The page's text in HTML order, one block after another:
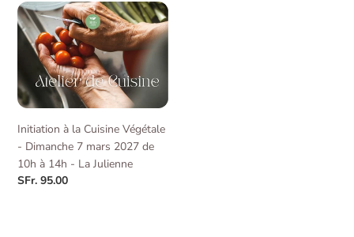
-
La
Julienne
Initiation
à
Cuisine
Végétale
-
Dimanche
7
mars
2027
de
Initiation à la Cuisine Végétale
- Dimanche 7 mars 2027 de
10h à 14h - La Julienne
Regular
SFr. 95.00